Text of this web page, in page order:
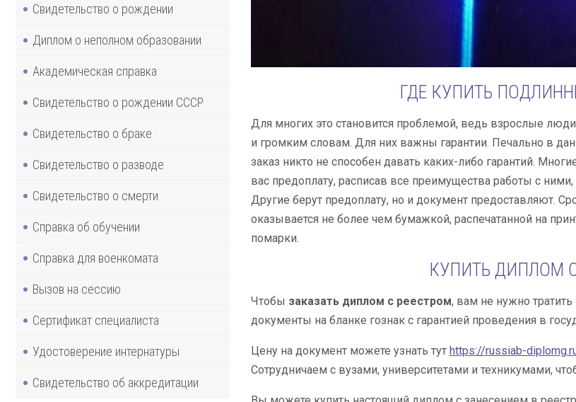
Свидетельство о рождении
Диплом о неполном образовании
Академическая справка
Свидетельство о рождении СССР
Свидетельство о браке
Свидетельство о разводе
Свидетельство о смерти
Справка об обучении
Справка для военкомата
Вызов на сессию
Сертификат специалиста
Удостоверение интернатуры
Свидетельство об аккредитации
ГДЕ КУПИТЬ
Для многих это становится проблемой, ведь взрослые
и громким словам. Для них важны гарантии. Печально в
заказ никто не способен давать каких-либо гарантий.
вас предоплату, расписав все преимущества работы с
Другие берут предоплату, но и документ предоставляют.
оказывается не более чем бумажкой, распечатанной на
помарки.
КУПИТЬ ДИПЛОМ
Чтобы заказать диплом с реестром, вам не нужно
документы на бланке гознак с гарантией проведения в
Цену на документ можете узнать тут https://russiab-
Сотрудничаем с вузами, университетами и техникумами,